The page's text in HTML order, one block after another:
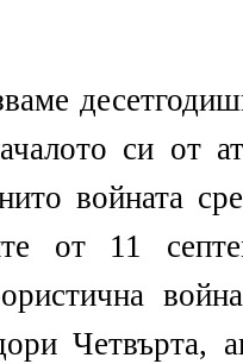
си от
войната
от 11
Четвърта,